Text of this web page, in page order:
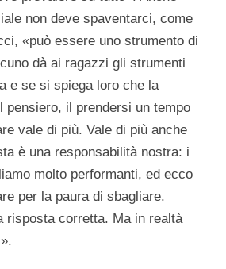
non deve spaventarci, come
«può essere uno strumento di
dà ai ragazzi gli strumenti
e se si spiega loro che la
pensiero, il prendersi un tempo
vale di più. Vale di più anche
è una responsabilità nostra: i
molto performanti, ed ecco
per la paura di sbagliare.
risposta corretta. Ma in realtà